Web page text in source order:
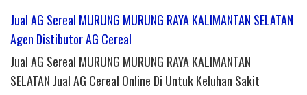
Jual AG Sereal MURUNG MURUNG RAYA KALIMANTAN SELATAN
Agen Distibutor AG Cereal
Jual AG Sereal MURUNG MURUNG RAYA KALIMANTAN
SELATAN Jual AG Cereal Online Di Untuk Keluhan Sakit